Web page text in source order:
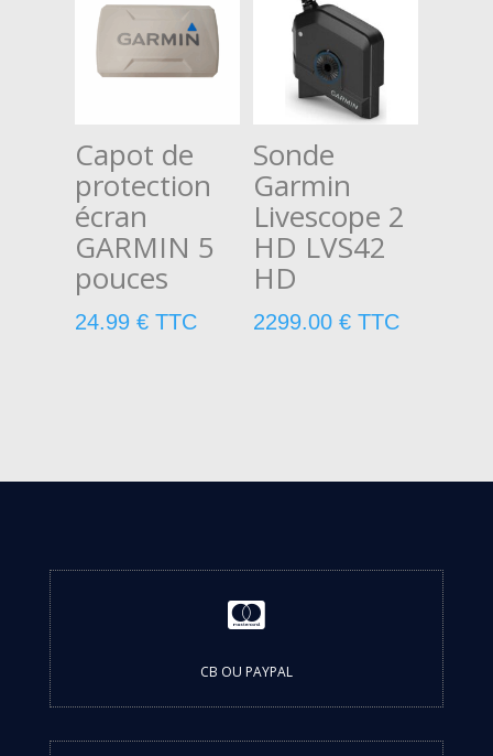
Capot de
protection
écran
GARMIN 5
pouces
24.99 € TTC
Sonde
Garmin
Livescope 2
HD LVS42
HD
2299.00€ TTC

CB OU PAYPAL